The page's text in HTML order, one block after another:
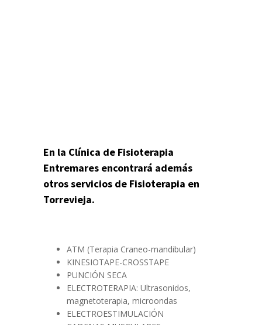
En la Clínica de Fisioterapia
Entremares encontrará además
otros servicios de Fisioterapia en
Torrevieja.
ATM (Terapia Craneo-mandibular)
KINESIOTAPE-CROSSTAPE
PUNCIÓN SECA
ELECTROTERAPIA: Ultrasonidos,
magnetoterapia, microondas
ELECTROESTIMULACIÓN